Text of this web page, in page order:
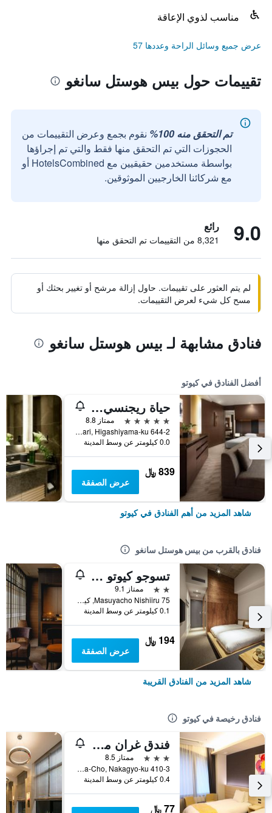
مناسب لذوي الإعاقة
عرض جميع وسائل الراحة وعددها 57
تقييمات حول بيس هوستل سانغو
تم التحقق منه 100%
نقوم بجمع وعرض التقييمات من
الحجوزات التي تم التحقق منها فقط والتي تم إجراؤها
بواسطة مستخدمين حقيقيين مع HotelsCombined أو
مع شركائنا الخارجيين الموثوقين.
9.0 رائع
8,321 من التقييمات تم التحقق منها
لم يتم العثور على تقييمات. حاول إزالة مرشح أو تغيير بحثك أو
مسح كل شيء لعرض التقييمات.
فنادق مشابهة لـ بيس هوستل سانغو
أفضل الفنادق في كيوتو
حياة ريجنسي كيوتو
5 نجوم
ممتاز 8.8
644-2 Sanjusangendo-Mawari, Higashiyama-ku, كيوتو, اليابان
0.0 كيلومتر عن وسط المدينة
839 ﷼
عرض الصفقة
شاهد المزيد من أهم الفنادق في كيوتو
فنادق بالقرب من بيس هوستل سانغو
تسوجو كيوتو سانجو باي ذا شير هوتلز
2 نجمتين
ممتاز 9.1
75 Masuyacho Nishiiru, كيوتو, اليابان
0.1 كيلومتر عن وسط المدينة
194 ﷼
عرض الصفقة
شاهد المزيد من الفنادق القريبة
فنادق رخيصة في كيوتو
فندق غران ميس كيوتو
3 نجوم
ممتاز 8.5
410-3 Shimomaruya-Cho, Nakagyo-ku, كيوتو, اليابان
0.4 كيلومتر عن وسط المدينة
77 ﷼